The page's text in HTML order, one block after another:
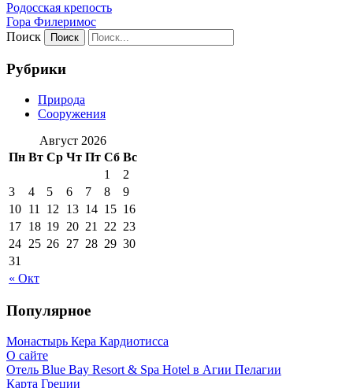
Родосская крепость
Гора Филеримос
Поиск
Рубрики
Природа
Сооружения
Август 2026
Пн Вт Ср Чт Пт Сб Вс
« Окт
1
2
3
4 5 6 7 8
9
10 11 12 13 14 15 16
17 18 19 20 21 22 23
24 25 26 27 28 29 30
31
Популярное
Монастырь Кера Кардиотисса
О сайте
Отель Blue Bay Resort & Spa Hotel в Агии Пелагии
Карта Греции